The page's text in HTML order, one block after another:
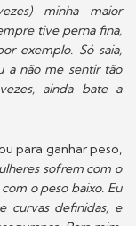
minha maior
tive perna fina,
exemplo. Só saia,
a não me sentir tão
ainda bate a
para ganhar peso,
sofrem com o
o peso baixo. Eu
curvas definidas, e